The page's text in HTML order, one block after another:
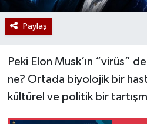
Paylaş
Peki Elon Musk’ın “virüs”
ne? Ortada biyolojik bir
kültürel ve politik bir